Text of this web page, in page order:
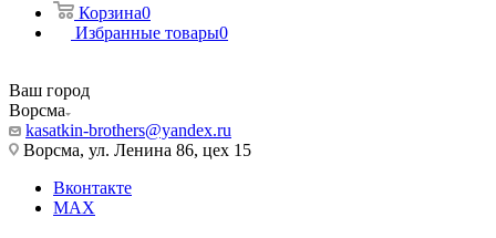
Корзина0
Избранные товары0
Ваш город
Ворсма
kasatkin-brothers@yandex.ru
Ворсма, ул. Ленина 86, цех 15
Вконтакте
MAX